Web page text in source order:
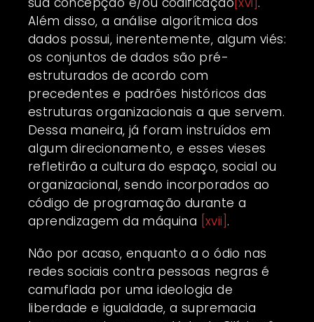
Além disso, a análise algorítmica dos
dados possui, inerentemente, algum viés:
os conjuntos de dados são pré-
estruturados de acordo com
precedentes e padrões históricos das
estruturas organizacionais a que servem.
Dessa maneira, já foram instruídos em
algum direcionamento, e esses vieses
refletirão a cultura do espaço, social ou
organizacional, sendo incorporados ao
código de programação durante a
aprendizagem da máquina [xvii] .
Não por acaso, enquanto a o ódio nas
redes sociais contra pessoas negras é
camuflada por uma ideologia de
liberdade e igualdade, a supremacia